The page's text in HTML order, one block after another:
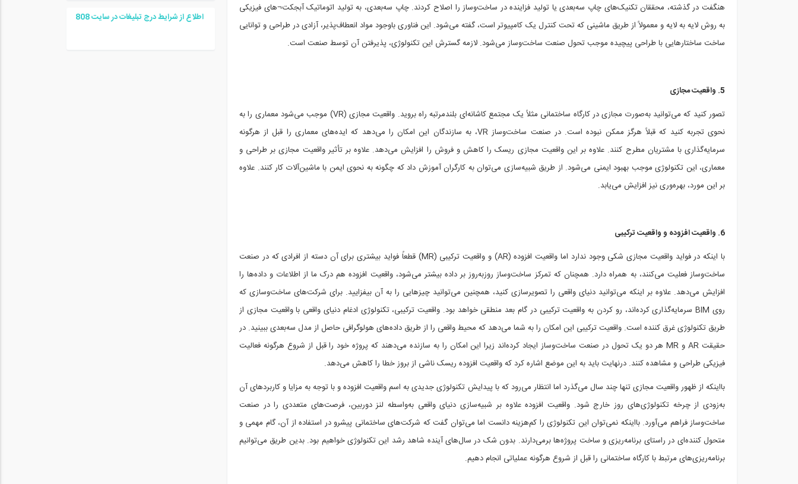
هنگفت در گذشته، محققان تکنیک‌های چاپ سه‌بعدی یا تولید فزاینده در ساخت‌وساز را اصلاح کردند. چاپ سه‌بعدی، به تولید اتوماتیک آبجکت¬های فیزیکی
به روش لایه به لایه و معمولاً از طریق ماشینی که تحت کنترل یک کامپیوتر است، گفته می‌شود. این فناوری باوجود مواد انعطاف‌پذیر، آزادی در طراحی و توانایی
ساخت ساختارهایی با طراحی پیچیده موجب تحول صنعت ساخت‌وساز می‌شود. لازمه گسترش این تکنولوژی، پذیرفتن آن توسط صنعت است.
5. واقعیت مجازی
تصور کنید که می‌توانید به‌صورت مجازی در کارگاه ساختمانی مثلاً یک مجتمع کاشانه‌ای بلندمرتبه راه بروید. واقعیت مجازی (VR) موجب می‌شود معماری را به
نحوی تجربه کنید که قبلاً هرگز ممکن نبوده است. در صنعت ساخت‌وساز VR، به سازندگان این امکان را می‌دهد که ایده‌های معماری را قبل از هرگونه
سرمایه‌گذاری با مشتریان مطرح کنند. علاوه بر این واقعیت مجازی ریسک را کاهش و فروش را افزایش می‌دهد. علاوه بر تأثیر واقعیت مجازی بر طراحی و
معماری، این تکنولوژی موجب بهبود ایمنی می‌شود. از طریق شبیه‌سازی می‌توان به کارگران آموزش داد که چگونه به نحوی ایمن با ماشین‌آلات کار کنند. علاوه
بر این مورد، بهره‌وری نیز افزایش می‌یابد.
6. واقعیت افزوده و واقعیت ترکیبی
با اینکه در فواید واقعیت مجازی شکی وجود ندارد اما واقعیت افزوده (AR) و واقعیت ترکیبی (MR) قطعاً فواید بیشتری برای آن دسته از افرادی که در صنعت
ساخت‌وساز فعلیت می‌کنند، به همراه دارد. همچنان که تمرکز ساخت‌وساز روزبه‌روز بر داده بیشتر می‌شود، واقعیت افزوده هم درک ما از اطلاعات و داده‌ها را
افزایش می‌دهد. علاوه بر اینکه می‌توانید دنیای واقعی را تصویرسازی کنید، همچنین می‌توانید چیزهایی را به آن بیفزایید. برای شرکت‌های ساخت‌وسازی که
روی BIM سرمایه‌گذاری کرده‌اند، رو کردن به واقعیت ترکیبی در گام بعد منطقی خواهد بود. واقعیت ترکیبی، تکنولوژی ادغام دنیای واقعی با واقعیت مجازی از
طریق تکنولوژی غرق کننده است. واقعیت ترکیبی این امکان را به شما می‌دهد که محیط واقعی را از طریق داده‌های هولوگرافی حاصل از مدل سه‌بعدی ببینید. در
حقیقت AR و MR هر دو یک تحول در صنعت ساخت‌وساز ایجاد کرده‌اند زیرا این امکان را به سازنده می‌دهند که پروژه خود را قبل از شروع هرگونه فعالیت
فیزیکی طراحی و مشاهده کنند. درنهایت باید به این موضع اشاره کرد که واقعیت افزوده ریسک ناشی از بروز خطا را کاهش می‌دهد.
بااینکه از ظهور واقعیت مجازی تنها چند سال می‌گذرد اما انتظار می‌رود که با پیدایش تکنولوژی جدیدی به اسم واقعیت افزوده و با توجه به مزایا و کاربردهای آن
به‌زودی از چرخه تکنولوژی‌های روز خارج شود. واقعیت افزوده علاوه بر شبیه‌سازی دنیای واقعی به‌واسطه لنز دوربین، فرصت‌های متعددی را در صنعت
ساخت‌وساز فراهم می‌آورد. بااینکه نمی‌توان این تکنولوژی را کم‌هزینه دانست اما می‌توان گفت که شرکت‌های ساختمانی پیشرو در استفاده از آن، گام مهمی و
متحول کننده‌ای در راستای برنامه‌ریزی و ساخت پروژه‌ها برمی‌دارند. بدون شک در سال‌های آینده شاهد رشد این تکنولوژی خواهیم بود. بدین طریق می‌توانیم
برنامه‌ریزی‌های مرتبط با کارگاه ساختمانی را قبل از شروع هرگونه عملیاتی انجام دهیم.
اطلاع از شرایط درج تبلیغات در سایت 808